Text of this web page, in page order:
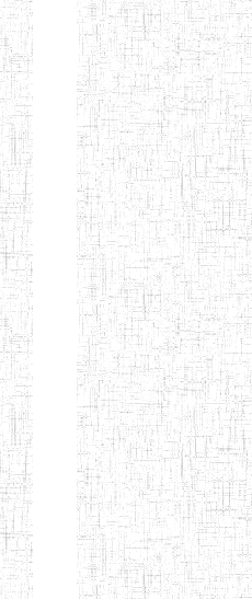
normal
ENI
Chercher:
Effacer les
Denomination
Type